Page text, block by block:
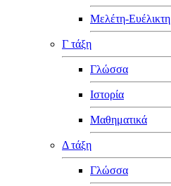
Μελέτη-Ευέλικτη
Γ τάξη
Γλώσσα
Ιστορία
Μαθηματικά
Δ τάξη
Γλώσσα